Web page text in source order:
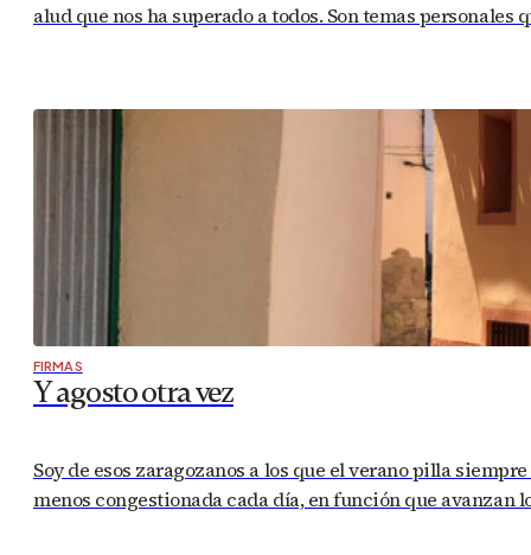
alud que nos ha superado a todos. Son temas
FIRMAS
Y agosto otra vez
Soy de esos zaragozanos a los que el verano pilla
menos congestionada cada día, en función que avanzan